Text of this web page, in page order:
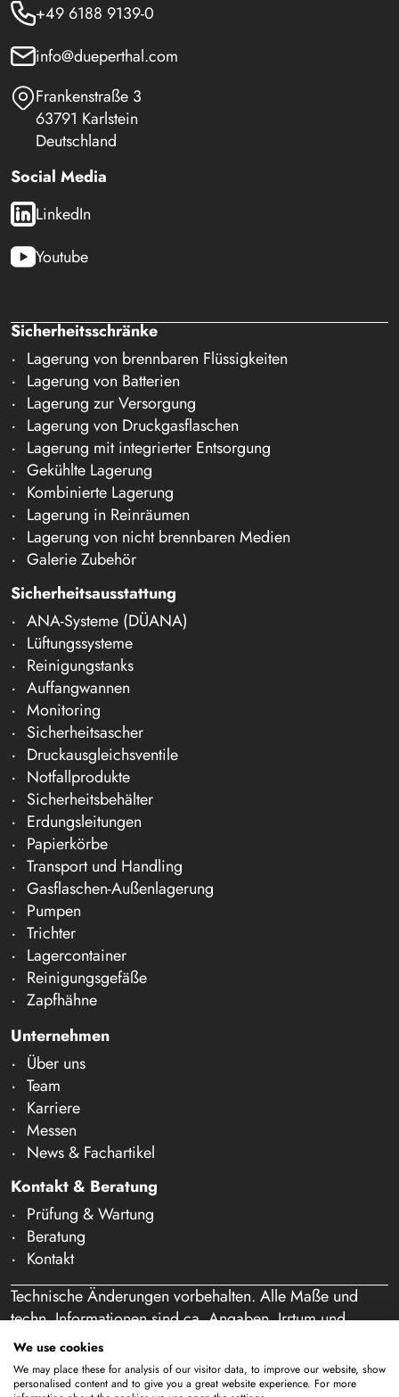
+49 6188 9139-0
info@dueperthal.com
Frankenstraße 3
63791 Karlstein
Deutschland
Social Media
LinkedIn
Youtube
Sicherheitsschränke
Lagerung von brennbaren Flüssigkeiten
Lagerung von Batterien
Lagerung zur Versorgung
Lagerung von Druckgasflaschen
Lagerung mit integrierter Entsorgung
Gekühlte Lagerung
Kombinierte Lagerung
Lagerung in Reinräumen
Lagerung von nicht brennbaren Medien
Galerie Zubehör
Sicherheitsausstattung
ANA-Systeme (DÜANA)
Lüftungssysteme
Reinigungstanks
Auffangwannen
Monitoring
Sicherheitsascher
Druckausgleichsventile
Notfallprodukte
Sicherheitsbehälter
Erdungsleitungen
Papierkörbe
Transport und Handling
Gasflaschen-Außenlagerung
Pumpen
Trichter
Lagercontainer
Reinigungsgefäße
Zapfhähne
Unternehmen
Über uns
Team
Karriere
Messen
News & Fachartikel
Kontakt & Beratung
Prüfung & Wartung
Beratung
Kontakt
Technische Änderungen vorbehalten. Alle Maße und
techn. Informationen sind ca. Angaben. Irrtum und
Schreibfehler vorbehalten. Unser Angebot richtet sich
ausschließlich an Gewerbetreibende im Sinne des § 14
BGB. Ein Verkauf an Privatpersonen findet nicht statt.
We use cookies
We may place these for analysis of our visitor data, to improve our website, show
personalised content and to give you a great website experience. For more